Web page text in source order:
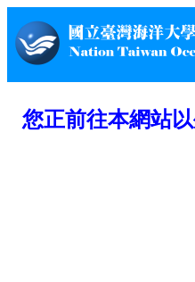
您正前往本網站